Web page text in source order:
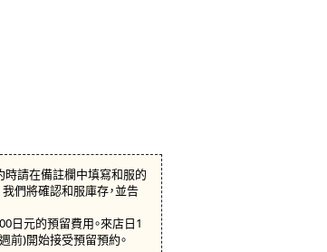
時請在備註欄中填寫和服的
們將確認和服庫存，並告
日元的預留費用。來店日1
前)開始接受預留預約。